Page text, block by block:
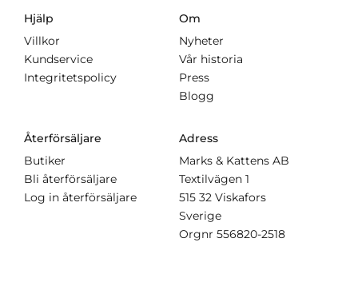
Hjälp
Villkor
Kundservice
Integritetspolicy
Om
Nyheter
Vår historia
Press
Blogg
Återförsäljare
Butiker
Bli återförsäljare
Log in återförsäljare
Adress
Marks & Kattens AB
Textilvägen 1
515 32 Viskafors
Sverige
Orgnr 556820-2518